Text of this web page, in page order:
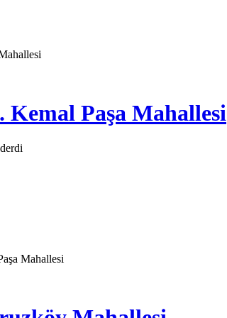
Kemal Paşa Mahallesi
Mahallesi